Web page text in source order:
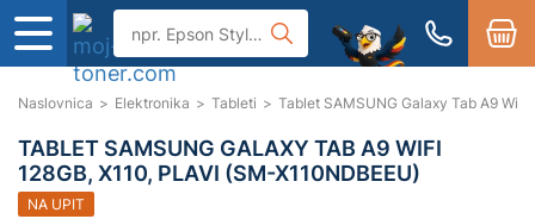
Naslovnica > Elektronika > Tableti > Tablet SAMSUNG Galaxy Tab A9
TABLET SAMSUNG GALAXY TAB A9 WIFI
128GB, X110, PLAVI (SM-X110NDBEEU)
NA UPIT